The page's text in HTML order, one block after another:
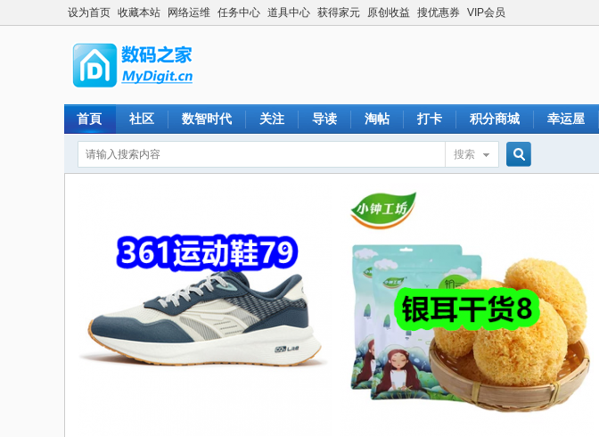
设为首页 收藏本站 网络运维 任务中心 道具中心 获得家元 原创收益 搜优惠券 VIP会员
首頁 社区 数智时代 关注 导读 淘帖 打卡 积分商城 幸运屋
搜索